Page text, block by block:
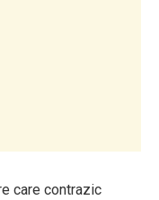
care contrazic